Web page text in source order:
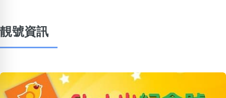
靚號資訊